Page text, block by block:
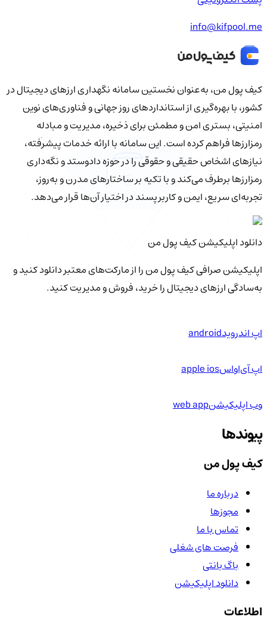
info@kifpool.me
کیف‌ پول من، به‌عنوان نخستین سامانه نگهداری ارزهای دیجیتال در
کشور، با بهره‌گیری از استانداردهای روز جهانی و فناوری‌های نوین
امنیتی، بستری امن و مطمئن برای ذخیره، مدیریت و مبادله
رمزارزها فراهم کرده است. این سامانه با ارائه خدمات پیشرفته،
نیازهای اشخاص حقیقی و حقوقی را در حوزه دادوستد و نگه‌داری
رمزارزها برطرف می‌کند و با تکیه بر ساختارهای مدرن و به‌روز،
تجربه‌ای سریع، ایمن و کاربرپسند در اختیار آن‌ها قرار می‌دهد.
دانلود اپلیکیشن کیف‌ پول من
اپلیکیشن صرافی کیف پول من را از مارکت‌های معتبر دانلود کنید و
به‌سادگی ارزهای دیجیتال را خرید، فروش و مدیریت کنید.
اپ اندرویدandroid
اپ آی‌او‌اسapple ios
وب اپلیکیشنweb app
پیوندها
کیف پول من
درباره ما
مجوزها
تماس با ما
فرصت های شغلی
باگ بانتی
دانلود اپلیکیشن
اطلاعات